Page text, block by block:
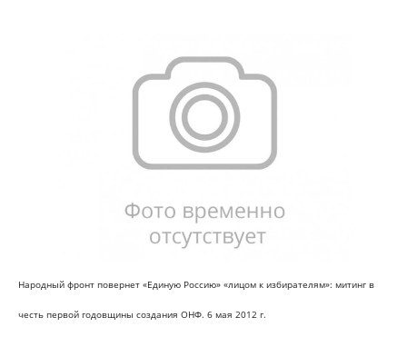
Народный фронт повернет «Единую Россию» «лицом к избирателям»: митинг в
честь первой годовщины создания ОНФ. 6 мая 2012 г.